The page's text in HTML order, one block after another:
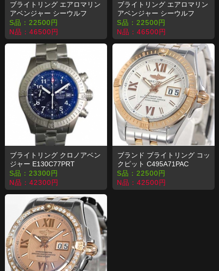
ブライトリング エアロマリン
アベンジャー シーウルフ
E177I04DPR コピー 時計
S品： 22500円
N品： 46500円
ブライトリング エアロマリン
アベンジャー シーウルフ
E17370 コピー 時計
S品： 22500円
N品： 46500円
ブライトリング クロノアベン
ジャー E130C77PRT
S品： 23300円
N品： 42300円
ブランド ブライトリング コッ
クピット C495A71PAC
S品： 22500円
N品： 42500円